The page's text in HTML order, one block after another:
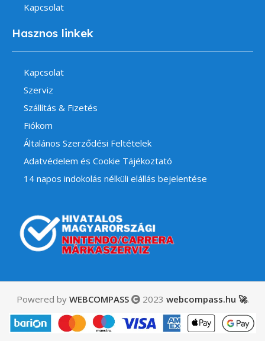
Kapcsolat
Hasznos linkek
Kapcsolat
Szerviz
Szállítás & Fizetés
Fiókom
Általános Szerződési Feltételek
Adatvédelem és Cookie Tájékoztató
14 napos indokolás nélküli elállás bejelentése
Powered by WEBCOMPASS 2023 webcompass.hu 🚀.